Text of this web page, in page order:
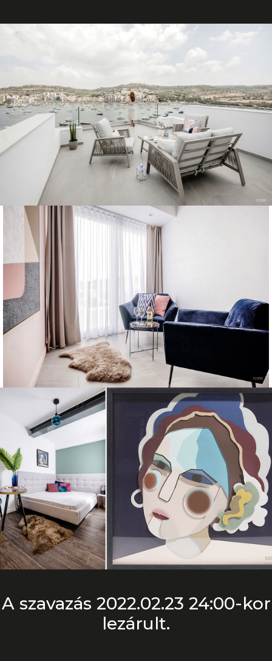
A szavazás 2022.02.23 24:00-kor
lezárult.